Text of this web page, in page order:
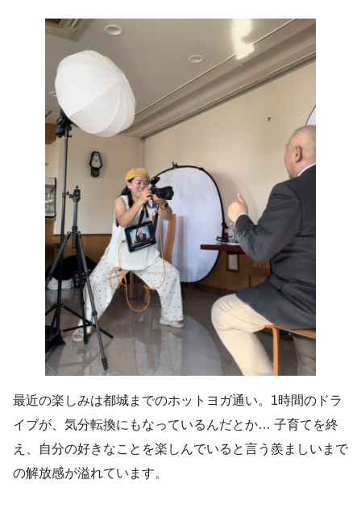
最近の楽しみは都城までのホットヨガ通い。1時間のドラ
イブが、気分転換にもなっているんだとか… 子育てを終
え、自分の好きなことを楽しんでいると言う羨ましいまで
の解放感が溢れています。